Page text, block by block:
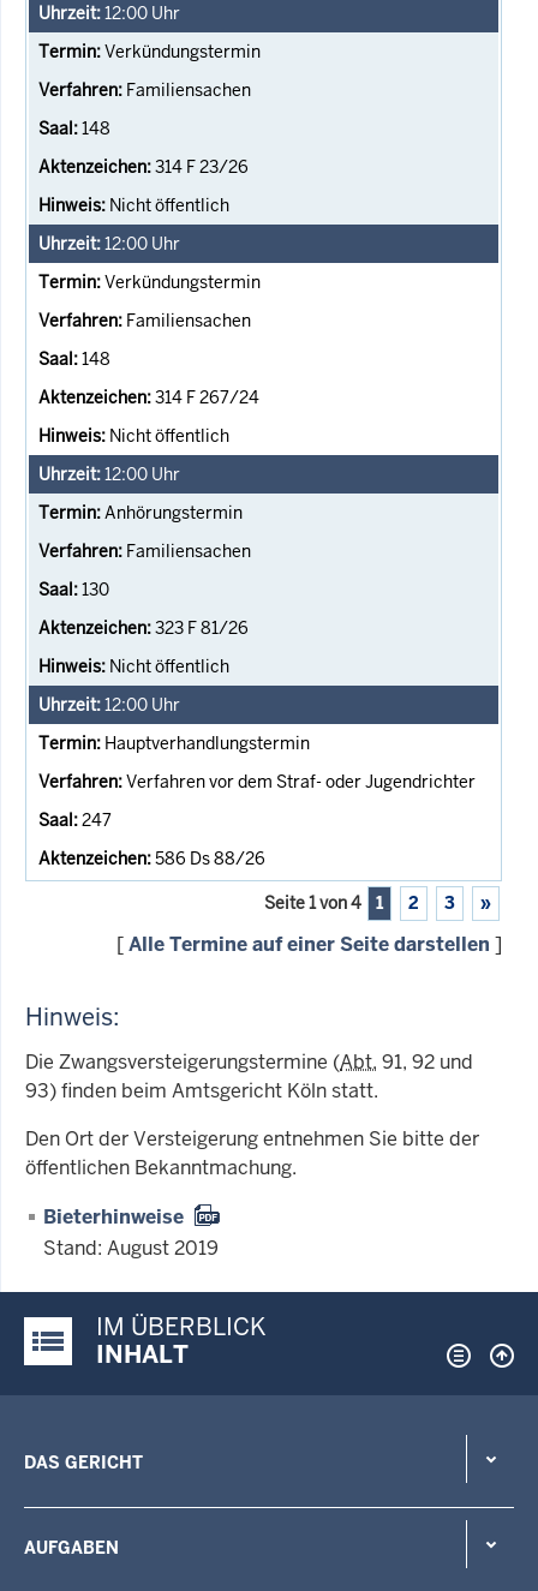
12:00 Uhr
Verkündungstermin
Familiensachen
148
314 F 23/26
Nicht öffentlich
12:00 Uhr
Verkündungstermin
Familiensachen
148
314 F 267/24
Nicht öffentlich
12:00 Uhr
Anhörungstermin
Familiensachen
130
323 F 81/26
Nicht öffentlich
12:00 Uhr
Hauptverhandlungstermin
Verfahren vor dem Straf- oder Jugendrichter
247
586 Ds 88/26
Seite 1 von 4 1 2 3 »
[Alle Termine auf einer Seite darstellen ]
Hinweis:
Die Zwangsversteigerungstermine (Abt. 91, 92 und
93) finden beim Amtsgericht Köln statt.
Den Ort der Versteigerung entnehmen Sie bitte der
öffentlichen Bekanntmachung.
Bieterhinweise
Stand: August 2019
Justiz-Portal im Überblick:
IM ÜBERBLICK
INHALT
DAS GERICHT
AUFGABEN